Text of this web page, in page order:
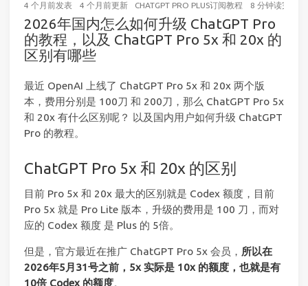
4 个月前发表 4 个月前更新 CHATGPT PRO PLUS订阅教程 8 分钟读完 (大
2026年国内怎么如何升级 ChatGPT Pro
的教程，以及 ChatGPT Pro 5x 和 20x 的
区别有哪些
最近 OpenAI 上线了 ChatGPT Pro 5x 和 20x 两个版
本，费用分别是 100刀 和 200刀，那么 ChatGPT Pro 5x
和 20x 有什么区别呢？ 以及国内用户如何升级 ChatGPT
Pro 的教程。
ChatGPT Pro 5x 和 20x 的区别
目前 Pro 5x 和 20x 最大的区别就是 Codex 额度，目前
Pro 5x 就是 Pro Lite 版本，升级的费用是 100 刀，而对
应的 Codex 额度 是 Plus 的 5倍。
但是，官方最近在推广 ChatGPT Pro 5x 会员， 所以在
2026年5月31号之前，5x 实际是 10x 的额度，也就是有
10倍 Codex 的额度。